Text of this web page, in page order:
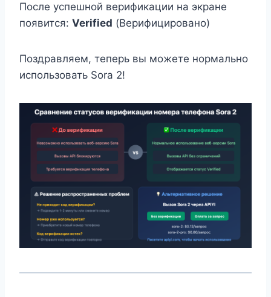
После успешной верификации на экране
появится: Verified (Верифицировано)
Поздравляем, теперь вы можете нормально
использовать Sora 2!